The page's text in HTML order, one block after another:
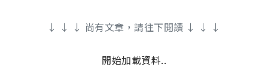
↓ ↓ ↓ 尚有文章，請往下閱讀 ↓ ↓ ↓
開始加載資料..